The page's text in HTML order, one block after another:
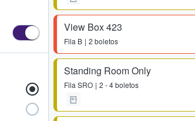
View Box 423
Fila B 2 boletos
Standing Room Only
Fila SRO 2 - 4 boletos